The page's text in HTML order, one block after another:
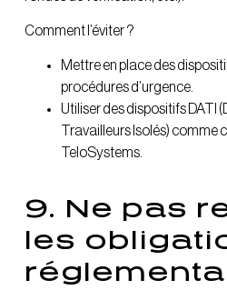
Comment l’éviter ?
Mettre en place des
procédures d’urgence.
Utiliser des dispositifs DATI
Travailleurs Isolés) comme
TeloSystems.
9. Ne pas
les